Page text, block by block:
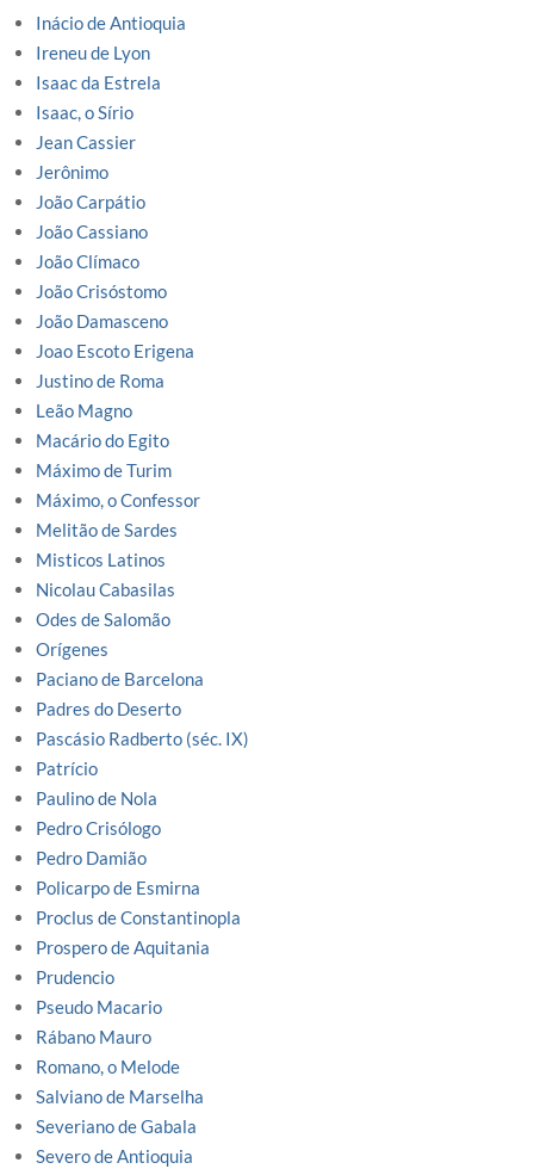
Inácio de Antioquia
Ireneu de Lyon
Isaac da Estrela
Isaac, o Sírio
Jean Cassier
Jerônimo
João Carpátio
João Cassiano
João Clímaco
João Crisóstomo
João Damasceno
Joao Escoto Erigena
Justino de Roma
Leão Magno
Macário do Egito
Máximo de Turim
Máximo, o Confessor
Melitão de Sardes
Misticos Latinos
Nicolau Cabasilas
Odes de Salomão
Orígenes
Paciano de Barcelona
Padres do Deserto
Pascásio Radberto (séc. IX)
Patrício
Paulino de Nola
Pedro Crisólogo
Pedro Damião
Policarpo de Esmirna
Proclus de Constantinopla
Prospero de Aquitania
Prudencio
Pseudo Macario
Rábano Mauro
Romano, o Melode
Salviano de Marselha
Severiano de Gabala
Severo de Antioquia